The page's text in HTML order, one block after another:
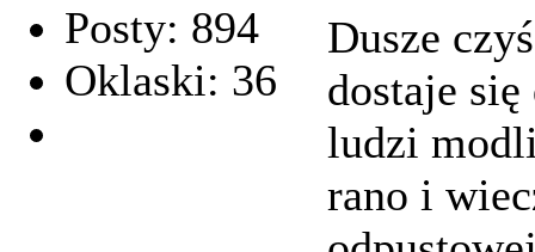
Posty: 894
Oklaski: 36
Dusze
dostaje się
ludzi
rano i